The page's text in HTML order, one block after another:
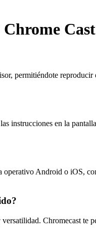
Chrome
permitiéndote
instrucciones en la
Android o iOS,
Chromecast te